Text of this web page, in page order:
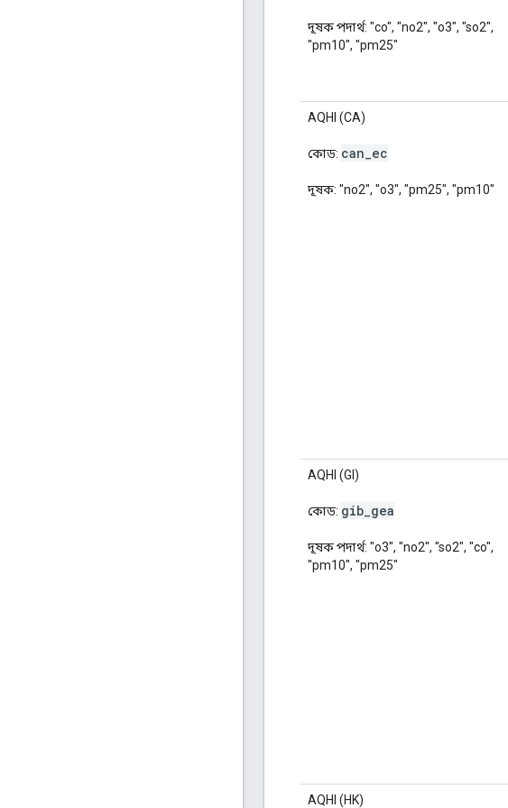
দূষক পদার্থ: "co", "no2", "o3", "so2",
"pm10", "pm25"
AQHI (CA)
কোড: can ec
দূষক: "no2", "o3", "pm25", "pm10"
AQHI (GI)
কোড: gib gea
দূষক পদার্থ: "o3", "no2", "so2", "co",
"pm10", "pm25"
AQHI (HK)